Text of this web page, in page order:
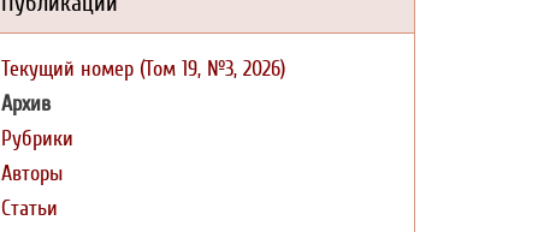
Текущий номер (Том 19, №3, 2026)
Архив
Рубрики
Авторы
Статьи